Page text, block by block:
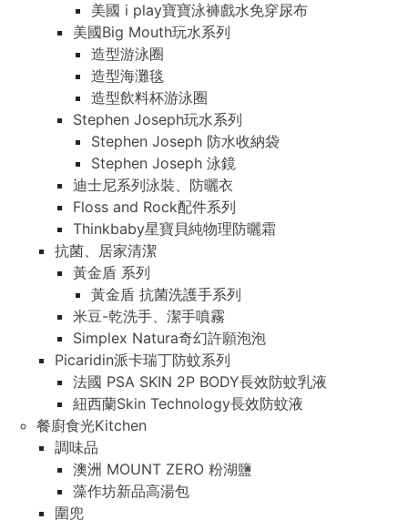
美國 i play寶寶泳褲戲水免穿尿布
美國Big Mouth玩水系列
造型游泳圈
造型海灘毯
造型飲料杯游泳圈
Stephen Joseph玩水系列
Stephen Joseph 防水收納袋
Stephen Joseph 泳鏡
迪士尼系列泳裝、防曬衣
Floss and Rock配件系列
Thinkbaby星寶貝純物理防曬霜
抗菌、居家清潔
黃金盾 系列
黃金盾 抗菌洗護手系列
米豆-乾洗手、潔手噴霧
Simplex Natura奇幻許願泡泡
Picaridin派卡瑞丁防蚊系列
法國 PSA SKIN 2P BODY長效防蚊乳液
紐西蘭Skin Technology長效防蚊液
餐廚食光Kitchen
調味品
澳洲 MOUNT ZERO 粉湖鹽
藻作坊新品高湯包
圍兜